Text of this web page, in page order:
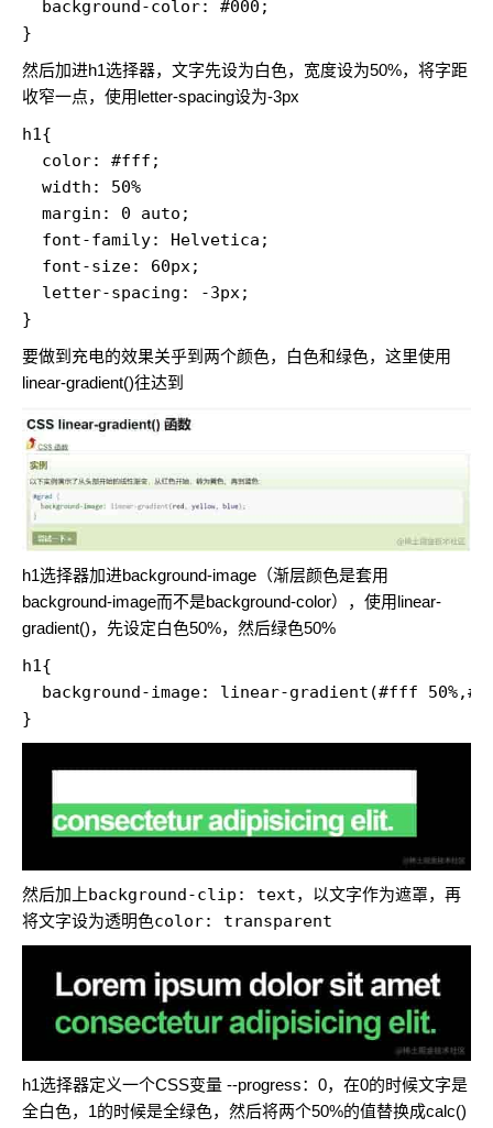
  background-color: #000;
}
然后加进h1选择器，文字先设为白色，宽度设为50%，将字距
收窄一点，使用letter-spacing设为-3px
h1{
  color: #fff;
  width: 50%
  margin: 0 auto;
  font-family: Helvetica;
  font-size: 60px;
  letter-spacing: -3px;
}
要做到充电的效果关乎到两个颜色，白色和绿色，这里使用
linear-gradient()往达到
h1选择器加进background-image（渐层颜色是套用
background-image而不是background-color），使用linear-
gradient()，先设定白色50%，然后绿色50%
h1{
background-image: linear-gradient(#fff
}
然后加上background-clip: text，以文字作为遮罩，再
将文字设为透明色color: transparent
h1选择器定义一个CSS变量 --progress：0，在0的时候文字是
全白色，1的时候是全绿色，然后将两个50%的值替换成calc()